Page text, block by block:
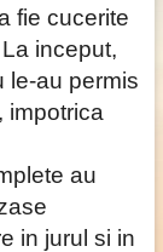
fie cucerite
inceput,
le-au permis
impotrica
au
in jurul si in